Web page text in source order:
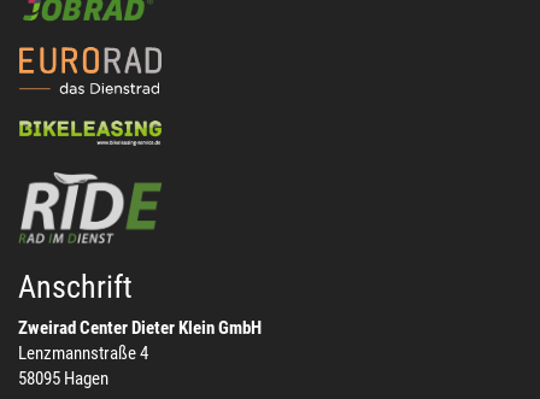
Anschrift
Zweirad Center Dieter Klein GmbH
Lenzmannstraße 4
58095 Hagen